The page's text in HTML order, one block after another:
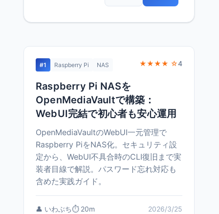
#1 Raspberry Pi NAS ★★★★ ☆4
Raspberry Pi NASを
OpenMediaVaultで構築：
WebUI完結で初心者も安心運用
OpenMediaVaultのWebUI一元管理で
Raspberry PiをNAS化。セキュリティ設
定から、WebUI不具合時のCLI復旧まで実
装者目線で解説。パスワード忘れ対応も
含めた実践ガイド。
👤 いわぶち⏱️ 20m 2026/3/25